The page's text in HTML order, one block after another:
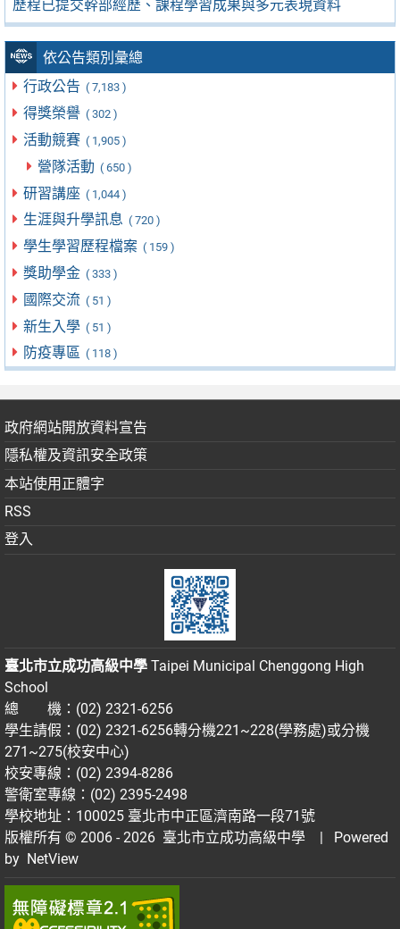
歷程已提交幹部經歷、課程學習成果與多元表現資料
依公告類別彙總
行政公告 ( 7,183 )
得獎榮譽 ( 302 )
活動競賽 ( 1,905 )
營隊活動 ( 650 )
研習講座 ( 1,044 )
生涯與升學訊息 ( 720 )
學生學習歷程檔案 ( 159 )
獎助學金 ( 333 )
國際交流 ( 51 )
新生入學 ( 51 )
防疫專區 ( 118 )
政府網站開放資料宣告
隱私權及資訊安全政策
本站使用正體字
RSS
登入
臺北市立成功高級中學 Taipei Municipal Chenggong High
School
總 機：(02) 2321-6256
學生請假：(02) 2321-6256轉分機221~228(學務處)或分機
271~275(校安中心)
校安專線：(02) 2394-8286
警衛室專線：(02) 2395-2498
學校地址：100025 臺北市中正區濟南路一段71號
版權所有 © 2006 - 2026 臺北市立成功高級中學
| Powered
by NetView